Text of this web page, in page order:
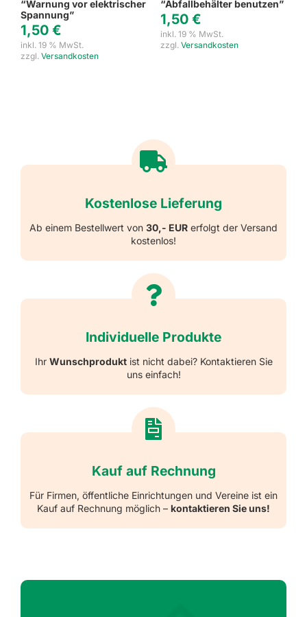
“Warnung vor elektrischer
Spannung”
1,50 €
inkl. 19 % MwSt.
zzgl. Versandkosten
“Abfallbehälter benutzen”
1,50 €
inkl. 19 % MwSt.
zzgl. Versandkosten
Kostenlose Lieferung
Ab einem Bestellwert von 30,- EUR erfolgt der Versand
kostenlos!
Individuelle Produkte
Ihr Wunschproduktist nicht dabei? Kontaktieren Sie
uns einfach!
Kauf auf Rechnung
Für Firmen, öffentliche Einrichtungen und Vereine ist ein
Kauf auf Rechnung möglich – kontaktieren Sie uns!